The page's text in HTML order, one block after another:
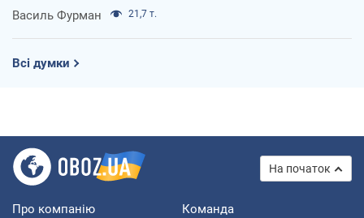
Василь Фурман 21,7 т.
Всі думки
На початок
Про компанію Команда